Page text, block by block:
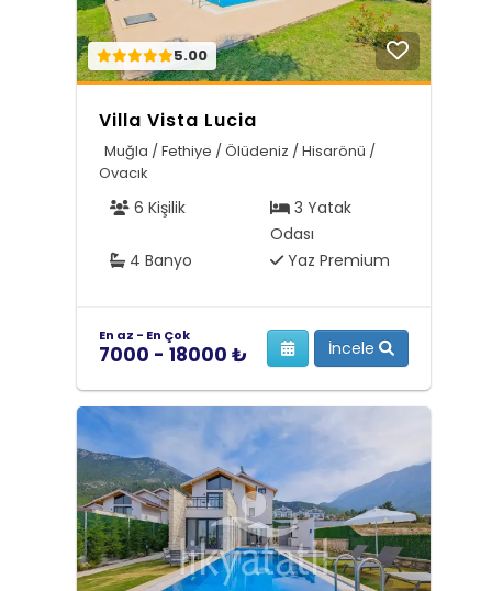
5.00
Villa Vista Lucia
Muğla / Fethiye / Ölüdeniz / Hisarönü /
Ovacık
6 Kişilik
3 Yatak
Odası
4 Banyo
Yaz Premium
En az - En Çok
7000 - 18000 ₺ İncele